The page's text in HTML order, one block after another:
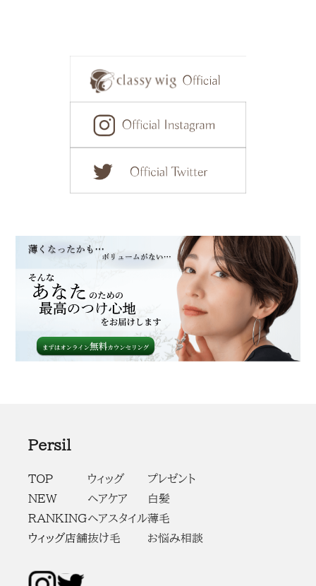
Persil
TOP
NEW
RANKING
ウィッグ店舗
ウィッグ
ヘアケア
ヘアスタイル
抜け毛
プレゼント
白髪
薄毛
お悩み相談